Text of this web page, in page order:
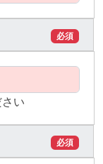
必須
い
必須